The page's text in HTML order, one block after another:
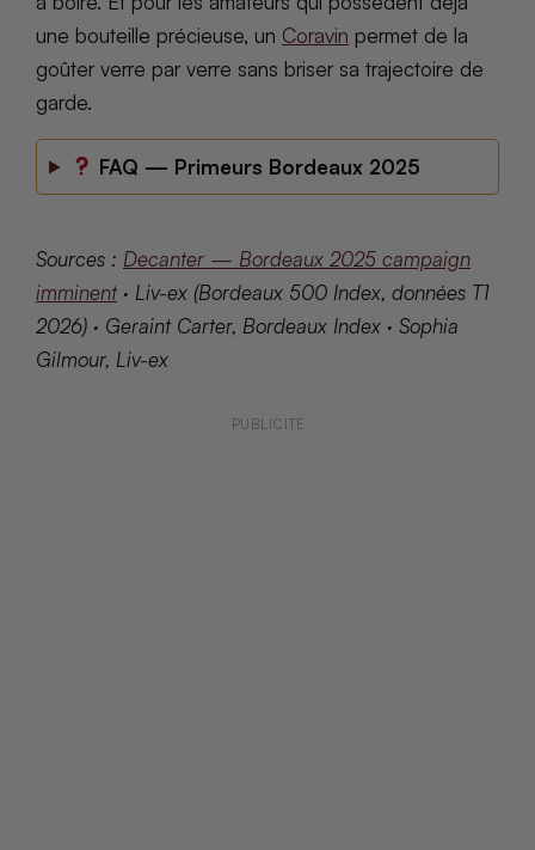
une bouteille précieuse, un Coravin permet de la
goûter verre par verre sans briser sa trajectoire de
garde.
FAQ — Primeurs Bordeaux 2025
Sources : Decanter — Bordeaux 2025 campaign
imminent · Liv-ex (Bordeaux 500 Index, données T1
2026) · Geraint Carter, Bordeaux Index · Sophia
Gilmour, Liv-ex
PUBLICITÉ